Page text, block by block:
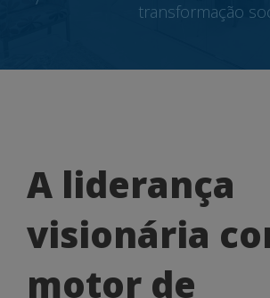
transformação
A
liderança
visionária
como
A liderança
visionária
motor de